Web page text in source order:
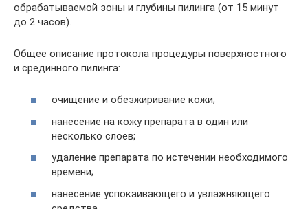
обрабатываемой зоны и глубины пилинга (от 15 минут
до 2 часов).
Общее описание протокола процедуры поверхностного
и срединного пилинга:
очищение и обезжиривание кожи;
нанесение на кожу препарата в один или
несколько слоев;
удаление препарата по истечении необходимого
времени;
нанесение успокаивающего и увлажняющего